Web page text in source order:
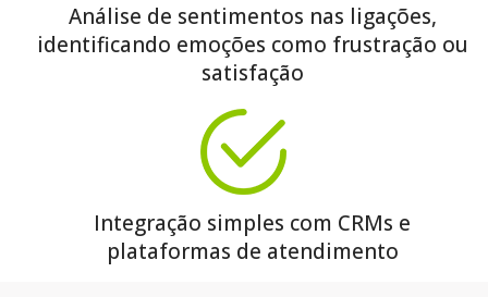
Análise de sentimentos nas ligações,
identificando emoções como frustração ou
satisfação
Integração simples com CRMs e
plataformas de atendimento